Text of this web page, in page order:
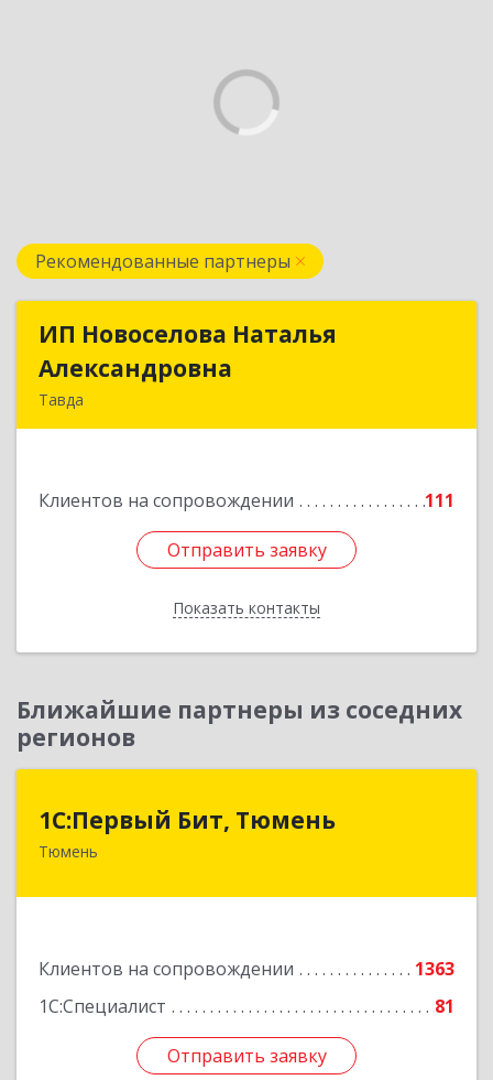
Рекомендованные партнеры
ИП Новоселова Наталья
Александровна
Тавда
Клиентов на сопровождении 111
Отправить заявку
Показать контакты
ИП Новоселова Наталья
Подробнее
Отправить заявку
Назад
Ближайшие партнеры из соседних
регионов
1С:Первый Бит, Тюмень
Тюмень
Клиентов на сопровождении
1363
1С:Специалист
81
Отправить заявку
1С:Первый Бит, Тюмень
625000, Тюменская обл, Тюмень г, Республики
Отправить заявку